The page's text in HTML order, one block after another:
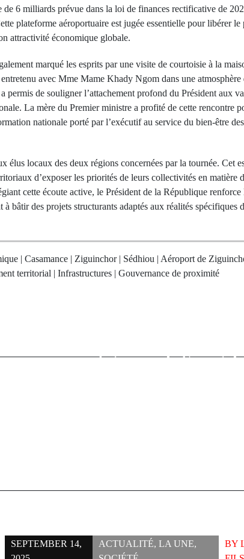
de 6 milliards prévue dans la loi de finances rectificative de
plateforme aéroportuaire est jugée essentielle pour libérer le
attractivité économique globale.
marqué les esprits par une visite de courtoisie à la
avec Mme Mame Khady Ngom dans une atmosphère
permis de souligner l’attachement profond du Président aux
La mère du Premier ministre a profité de cette rencontre
nationale porté par l’exécutif au service du bien-être des
élus locaux des deux régions concernées par la tournée. Cet
d’exposer les priorités de leurs collectivités en matière
cette écoute active, le Président de la République renforce
bâtir des projets structurants adaptés aux réalités spécifiques
| Casamance | Ziguinchor | Sédhiou | Aéroport de
territorial | Infrastructures | Gouvernance de proximité
prestigieuse : le Sénégal
SEPTEMBER 14,
ACTUALITÉ, LA UNE,
BY